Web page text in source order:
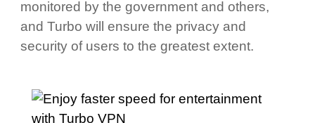
monitored by the government and others,
and Turbo will ensure the privacy and
security of users to the greatest extent.